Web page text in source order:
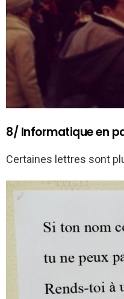
8/ Informatique en
Certaines lettres sont